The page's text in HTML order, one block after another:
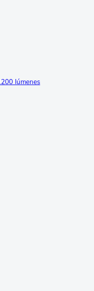
lúmenes